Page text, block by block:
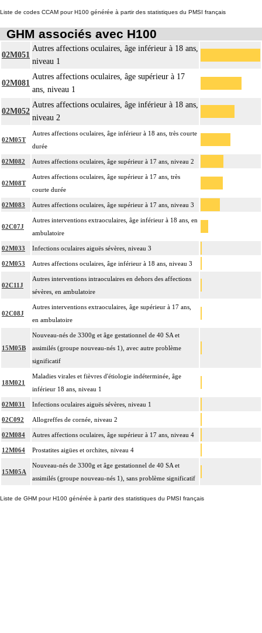
Liste de codes CCAM pour H100 générée à partir des statistiques du PMSI français
GHM associés avec H100
02M051
Autres affections oculaires, âge inférieur à 18 ans,
niveau 1
02M081
Autres affections oculaires, âge supérieur à 17
ans, niveau 1
02M052
Autres affections oculaires, âge inférieur à 18 ans,
niveau 2
02M05T
Autres affections oculaires, âge inférieur à 18 ans, très courte
durée
02M082 Autres affections oculaires, âge supérieur à 17 ans, niveau 2
02M08T
Autres affections oculaires, âge supérieur à 17 ans, très
courte durée
02M083 Autres affections oculaires, âge supérieur à 17 ans, niveau 3
02C07J
Autres interventions extraoculaires, âge inférieur à 18 ans, en
ambulatoire
02M033 Infections oculaires aiguës sévères, niveau 3
02M053 Autres affections oculaires, âge inférieur à 18 ans, niveau 3
02C11J
Autres interventions intraoculaires en dehors des affections
sévères, en ambulatoire
02C08J
Autres interventions extraoculaires, âge supérieur à 17 ans,
en ambulatoire
15M05B
Nouveau-nés de 3300g et âge gestationnel de 40 SA et
assimilés (groupe nouveau-nés 1), avec autre problème
significatif
18M021
Maladies virales et fièvres d'étiologie indéterminée, âge
inférieur 18 ans, niveau 1
02M031 Infections oculaires aiguës sévères, niveau 1
02C092 Allogreffes de cornée, niveau 2
02M084 Autres affections oculaires, âge supérieur à 17 ans, niveau 4
12M064 Prostatites aigües et orchites, niveau 4
15M05A
Nouveau-nés de 3300g et âge gestationnel de 40 SA et
assimilés (groupe nouveau-nés 1), sans problème significatif
Liste de GHM pour H100 générée à partir des statistiques du PMSI français